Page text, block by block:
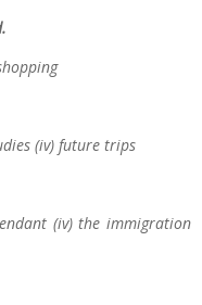
(iv) future trips
(iv) the immigration